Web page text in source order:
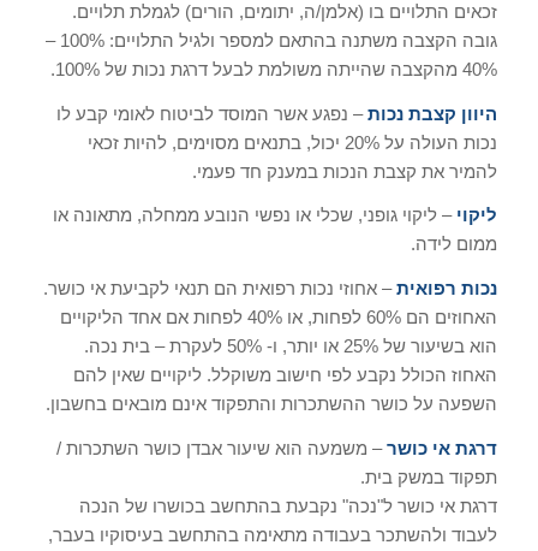
זכאים התלויים בו (אלמן/ה, יתומים, הורים) לגמלת תלויים.
גובה הקצבה משתנה בהתאם למספר ולגיל התלויים: 100% –
40% מהקצבה שהייתה משולמת לבעל דרגת נכות של 100%.
היוון קצבת נכות– נפגע אשר המוסד לביטוח לאומי קבע לו
נכות העולה על 20% יכול, בתנאים מסוימים, להיות זכאי
להמיר את קצבת הנכות במענק חד פעמי.
ליקוי – ליקוי גופני, שכלי או נפשי הנובע ממחלה, מתאונה או
ממום לידה.
נכות רפואית– אחוזי נכות רפואית הם תנאי לקביעת אי כושר.
האחוזים הם 60% לפחות, או 40% לפחות אם אחד הליקויים
הוא בשיעור של 25% או יותר, ו- 50% לעקרת – בית נכה.
האחוז הכולל נקבע לפי חישוב משוקלל. ליקויים שאין להם
השפעה על כושר ההשתכרות והתפקוד אינם מובאים בחשבון.
דרגת אי כושר– משמעה הוא שיעור אבדן כושר השתכרות /
תפקוד במשק בית.
דרגת אי כושר ל"נכה" נקבעת בהתחשב בכושרו של הנכה
לעבוד ולהשתכר בעבודה מתאימה בהתחשב בעיסוקיו בעבר,